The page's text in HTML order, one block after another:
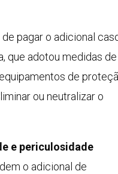
pagar o adicional
que adotou medidas de
de
ou neutralizar o
e periculosidade
o adicional de